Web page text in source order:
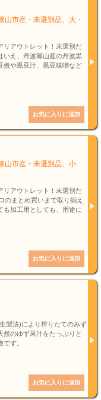
山市産・未選別品、大・
リアウトレット！未選別だ
いえ、丹波篠山産の丹波黒
煮や黒豆汁、黒豆味噌など
山市産・未選別品、小
リアウトレット！未選別だ
のまとめ買いまで取り揃え
も加工用としても、用途に
製法)により搾りたてのみず
然のゆず果汁をたっぷりと
す。